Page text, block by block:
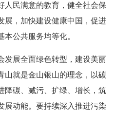
人民满意的教育，健全社会保
展，加快建设健康中国，促进
本公共服务均等化。
发展全面绿色转型，建设美丽
山就是金山银山的理念，以碳
降碳、减污、扩绿、增长，筑
展动能。要持续深入推进污染